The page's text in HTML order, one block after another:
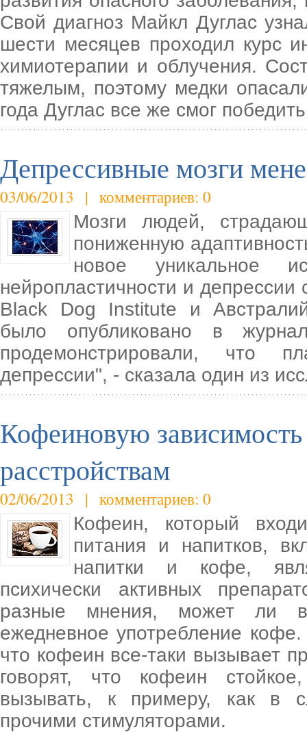
Свой диагноз Майкл Дуглас
шести месяцев проходил курс
химиотерапии и облучения.
тяжелым, поэтому медки
года Дуглас все же смог
Депрессивные мозги
03/06/2013 | комментариев: 0
Мозги людей,
пониженную
новое уникальное
нейропластичности и
Black Dog Institute и
было опубликовано в
продемонстрировали, что
депрессии", - сказала один из
Кофеиновую
расстройствам
02/06/2013 | комментариев: 0
Кофеин, который
питания и напитков,
напитки и кофе,
психически активных
разные мнения, может ли
ежедневное употребление
что кофеин все-таки вызывает
говорят, что кофеин
вызывать, к примеру, как в
прочими стимуляторами.